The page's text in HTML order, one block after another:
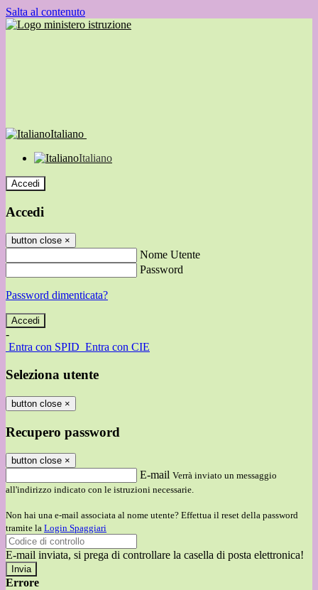
Salta al contenuto
Italiano
Italiano
Accedi
Accedi
button close ×
Nome Utente
Password
Password dimenticata?
-
Entra con SPID Entra con CIE
Seleziona utente
button close ×
Recupero password
button close ×
E-mail Verrà inviato un messaggio
all'indirizzo indicato con le istruzioni necessarie.
Non hai una e-mail associata al nome utente? Effettua il reset della password
tramite la Login Spaggiari
E-mail inviata, si prega di controllare la casella di posta elettronica!
Errore